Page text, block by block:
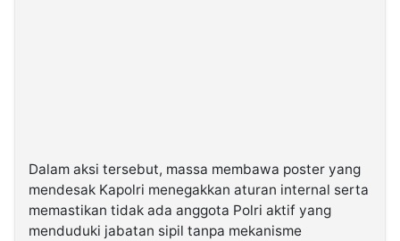
Dalam aksi tersebut, massa membawa poster yang
mendesak Kapolri menegakkan aturan internal serta
memastikan tidak ada anggota Polri aktif yang
menduduki jabatan sipil tanpa mekanisme